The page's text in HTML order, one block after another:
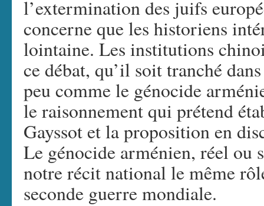
l’extermination des juifs
concerne que les historiens
lointaine. Les institutions
ce débat, qu’il soit tranché
peu comme le génocide
le raisonnement qui prétend
Gayssot et la proposition en
Le génocide arménien, réel ou
notre récit national le même
seconde guerre mondiale.